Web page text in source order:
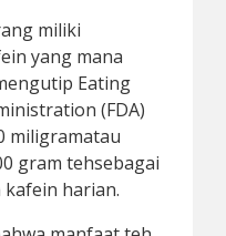
miliki
yang mana
Eating
(FDA)
miligramatau
gram tehsebagai
harian.